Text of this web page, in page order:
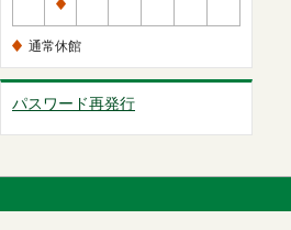
通
休
館
通常休館
パスワード再発行